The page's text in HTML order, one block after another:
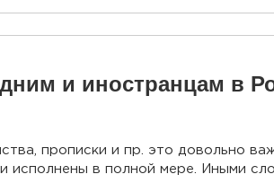
и иностранцам в
прописки и пр. это довольно
исполнены в полной мере. Иными